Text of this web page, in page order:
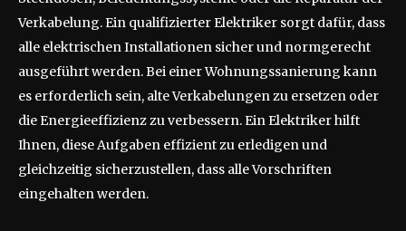
Verkabelung. Ein qualifizierter Elektriker sorgt dafür, dass
alle elektrischen Installationen sicher und normgerecht
ausgeführt werden. Bei einer Wohnungssanierung kann
es erforderlich sein, alte Verkabelungen zu ersetzen oder
die Energieeffizienz zu verbessern. Ein Elektriker hilft
Ihnen, diese Aufgaben effizient zu erledigen und
gleichzeitig sicherzustellen, dass alle Vorschriften
eingehalten werden.